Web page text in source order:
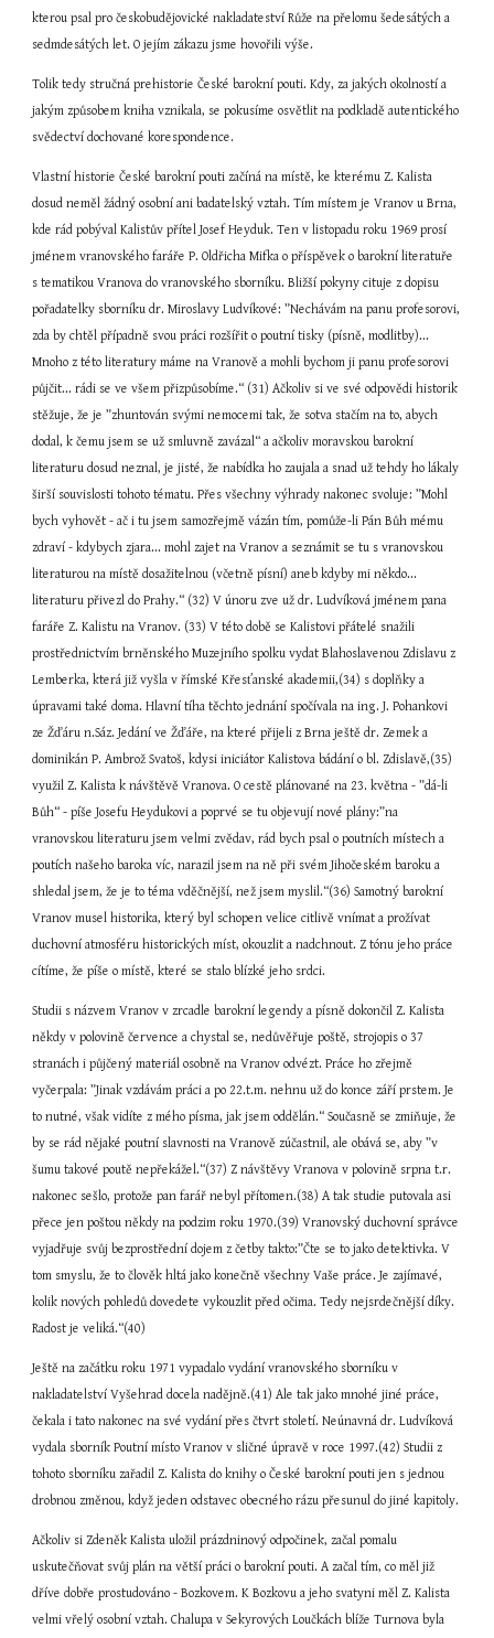
kterou psal pro českobudějovické nakladateství Růže na přelomu šedesátých a
sedmdesátých let. O jejím zákazu jsme hovořili výše.
Tolik tedy stručná prehistorie České barokní pouti. Kdy, za jakých okolností a
jakým způsobem kniha vznikala, se pokusíme osvětlit na podkladě autentického
svědectví dochované korespondence.
Vlastní historie České barokní pouti začíná na místě, ke kterému Z. Kalista
dosud neměl žádný osobní ani badatelský vztah. Tím místem je Vranov u Brna,
kde rád pobýval Kalistův přítel Josef Heyduk. Ten v listopadu roku 1969 prosí
jménem vranovského faráře P. Oldřicha Mifka o příspěvek o barokní literatuře
s tematikou Vranova do vranovského sborníku. Bližší pokyny cituje z dopisu
pořadatelky sborníku dr. Miroslavy Ludvíkové: ”Nechávám na panu profesorovi,
zda by chtěl případně svou práci rozšířit o poutní tisky (písně, modlitby)...
Mnoho z této literatury máme na Vranově a mohli bychom ji panu profesorovi
půjčit... rádi se ve všem přizpůsobíme.“ (31) Ačkoliv si ve své odpovědi historik
stěžuje, že je ”zhuntován svými nemocemi tak, že sotva stačím na to, abych
dodal, k čemu jsem se už smluvně zavázal“ a ačkoliv moravskou barokní
literaturu dosud neznal, je jisté, že nabídka ho zaujala a snad už tehdy ho lákaly
širší souvislosti tohoto tématu. Přes všechny výhrady nakonec svoluje: ”Mohl
bych vyhovět - ač i tu jsem samozřejmě vázán tím, pomůže-li Pán Bůh mému
zdraví - kdybych zjara... mohl zajet na Vranov a seznámit se tu s vranovskou
literaturou na místě dosažitelnou (včetně písní) aneb kdyby mi někdo...
literaturu přivezl do Prahy.“ (32) V únoru zve už dr. Ludvíková jménem pana
faráře Z. Kalistu na Vranov. (33) V této době se Kalistovi přátelé snažili
prostřednictvím brněnského Muzejního spolku vydat Blahoslavenou Zdislavu z
Lemberka, která již vyšla v římské Křesťanské akademii,(34) s doplňky a
úpravami také doma. Hlavní tíha těchto jednání spočívala na ing. J. Pohankovi
ze Žďáru n.Sáz. Jedání ve Žďáře, na které přijeli z Brna ještě dr. Zemek a
dominikán P. Ambrož Svatoš, kdysi iniciátor Kalistova bádání o bl. Zdislavě,(35)
využil Z. Kalista k návštěvě Vranova. O cestě plánované na 23. května - ”dá-li
Bůh“ - píše Josefu Heydukovi a poprvé se tu objevují nové plány:”na
vranovskou literaturu jsem velmi zvědav, rád bych psal o poutních místech a
poutích našeho baroka víc, narazil jsem na ně při svém Jihočeském baroku a
shledal jsem, že je to téma vděčnější, než jsem myslil.“(36) Samotný barokní
Vranov musel historika, který byl schopen velice citlivě vnímat a prožívat
duchovní atmosféru historických míst, okouzlit a nadchnout. Z tónu jeho práce
cítíme, že píše o místě, které se stalo blízké jeho srdci.
Studii s názvem Vranov v zrcadle barokní legendy a písně dokončil Z. Kalista
někdy v polovině července a chystal se, nedůvěřuje poště, strojopis o 37
stranách i půjčený materiál osobně na Vranov odvézt. Práce ho zřejmě
vyčerpala: ”Jinak vzdávám práci a po 22.t.m. nehnu už do konce září prstem. Je
to nutné, však vidíte z mého písma, jak jsem oddělán.“ Současně se zmiňuje, že
by se rád nějaké poutní slavnosti na Vranově zúčastnil, ale obává se, aby ”v
šumu takové poutě nepřekážel.“(37) Z návštěvy Vranova v polovině srpna t.r.
nakonec sešlo, protože pan farář nebyl přítomen.(38) A tak studie putovala asi
přece jen poštou někdy na podzim roku 1970.(39) Vranovský duchovní správce
vyjadřuje svůj bezprostřední dojem z četby takto:”Čte se to jako detektivka. V
tom smyslu, že to člověk hltá jako konečně všechny Vaše práce. Je zajímavé,
kolik nových pohledů dovedete vykouzlit před očima. Tedy nejsrdečnější díky.
Radost je veliká.“(40)
Ještě na začátku roku 1971 vypadalo vydání vranovského sborníku v
nakladatelství Vyšehrad docela nadějně.(41) Ale tak jako mnohé jiné práce,
čekala i tato nakonec na své vydání přes čtvrt století. Neúnavná dr. Ludvíková
vydala sborník Poutní místo Vranov v sličné úpravě v roce 1997.(42) Studii z
tohoto sborníku zařadil Z. Kalista do knihy o České barokní pouti jen s jednou
drobnou změnou, když jeden odstavec obecného rázu přesunul do jiné kapitoly.
Ačkoliv si Zdeněk Kalista uložil prázdninový odpočinek, začal pomalu
uskutečňovat svůj plán na větší práci o barokní pouti. A začal tím, co měl již
dříve dobře prostudováno - Bozkovem. K Bozkovu a jeho svatyni měl Z. Kalista
velmi vřelý osobní vztah. Chalupa v Sekyrových Loučkách blíže Turnova byla